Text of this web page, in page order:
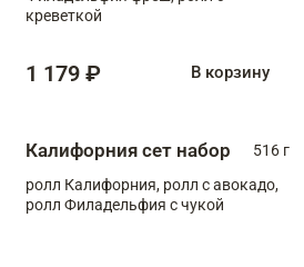
креветкой
1 179 ₽ В корзину
Калифорния сет набор
516 г
ролл Калифорния, ролл с авокадо,
ролл Филадельфия с чукой